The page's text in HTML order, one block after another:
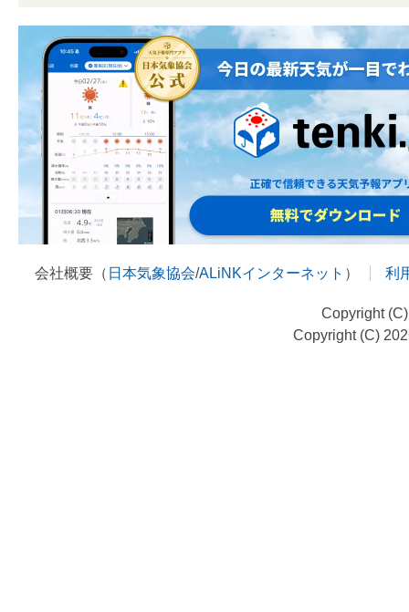
会社概要（ 日本気象協会/ALiNKインターネット ） 利
Copyright
Copyright (C)